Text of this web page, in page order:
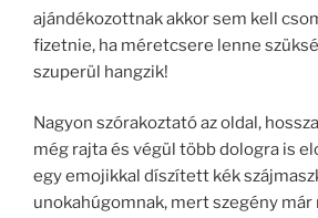
ajándékozottnak akkor sem kell
fizetnie, ha méretcsere lenne
szuperül hangzik!
Nagyon szórakoztató az oldal,
még rajta és végül több dologra is
egy emojikkal díszített kék
unokahúgomnak, mert szegény már